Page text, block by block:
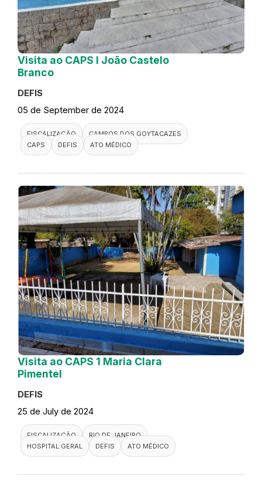
Visita ao CAPS I João Castelo
Branco
DEFIS
05 de September de 2024
FISCALIZAÇÃO
CAMPOS DOS GOYTACAZES
CAPS
DEFIS ATO MÉDICO
Visita ao CAPS 1 Maria Clara
Pimentel
DEFIS
25 de July de 2024
FISCALIZAÇÃO
RIO DE JANEIRO
HOSPITAL GERAL
DEFIS ATO MÉDICO